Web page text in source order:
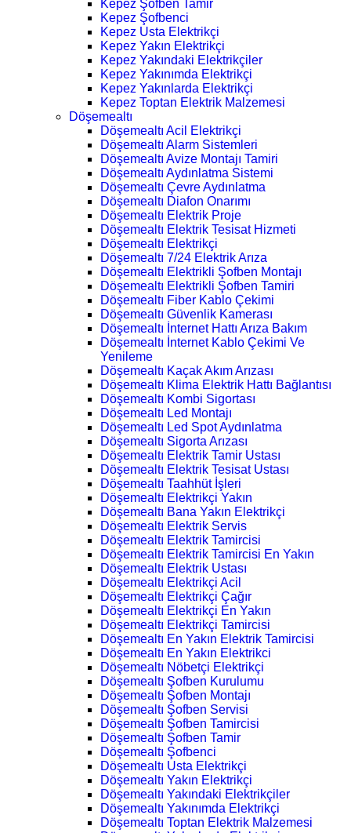
Kepez Şofben Tamir
Kepez Şofbenci
Kepez Usta Elektrikçi
Kepez Yakın Elektrikçi
Kepez Yakındaki Elektrikçiler
Kepez Yakınımda Elektrikçi
Kepez Yakınlarda Elektrikçi
Kepez Toptan Elektrik Malzemesi
Döşemealtı
Döşemealtı Acil Elektrikçi
Döşemealtı Alarm Sistemleri
Döşemealtı Avize Montajı Tamiri
Döşemealtı Aydınlatma Sistemi
Döşemealtı Çevre Aydınlatma
Döşemealtı Diafon Onarımı
Döşemealtı Elektrik Proje
Döşemealtı Elektrik Tesisat Hizmeti
Döşemealtı Elektrikçi
Döşemealtı 7/24 Elektrik Arıza
Döşemealtı Elektrikli Şofben Montajı
Döşemealtı Elektrikli Şofben Tamiri
Döşemealtı Fiber Kablo Çekimi
Döşemealtı Güvenlik Kamerası
Döşemealtı İnternet Hattı Arıza Bakım
Döşemealtı İnternet Kablo Çekimi Ve
Yenileme
Döşemealtı Kaçak Akım Arızası
Döşemealtı Klima Elektrik Hattı Bağlantısı
Döşemealtı Kombi Sigortası
Döşemealtı Led Montajı
Döşemealtı Led Spot Aydınlatma
Döşemealtı Sigorta Arızası
Döşemealtı Elektrik Tamir Ustası
Döşemealtı Elektrik Tesisat Ustası
Döşemealtı Taahhüt İşleri
Döşemealtı Elektrikçi Yakın
Döşemealtı Bana Yakın Elektrikçi
Döşemealtı Elektrik Servis
Döşemealtı Elektrik Tamircisi
Döşemealtı Elektrik Tamircisi En Yakın
Döşemealtı Elektrik Ustası
Döşemealtı Elektrikçi Acil
Döşemealtı Elektrikçi Çağır
Döşemealtı Elektrikçi En Yakın
Döşemealtı Elektrikçi Tamircisi
Döşemealtı En Yakın Elektrik Tamircisi
Döşemealtı En Yakın Elektrikci
Döşemealtı Nöbetçi Elektrikçi
Döşemealtı Şofben Kurulumu
Döşemealtı Şofben Montajı
Döşemealtı Şofben Servisi
Döşemealtı Şofben Tamircisi
Döşemealtı Şofben Tamir
Döşemealtı Şofbenci
Döşemealtı Usta Elektrikçi
Döşemealtı Yakın Elektrikçi
Döşemealtı Yakındaki Elektrikçiler
Döşemealtı Yakınımda Elektrikçi
Döşemealtı Toptan Elektrik Malzemesi